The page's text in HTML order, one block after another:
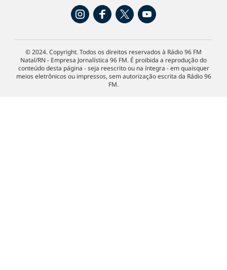
© 2024. Copyright. Todos os direitos reservados à Rádio 96 FM
Natal/RN - Empresa Jornalística 96 FM. É proibida a reprodução do
conteúdo desta página - seja reescrito ou na íntegra - em quaisquer
meios eletrônicos ou impressos, sem autorização escrita da Rádio 96
FM.